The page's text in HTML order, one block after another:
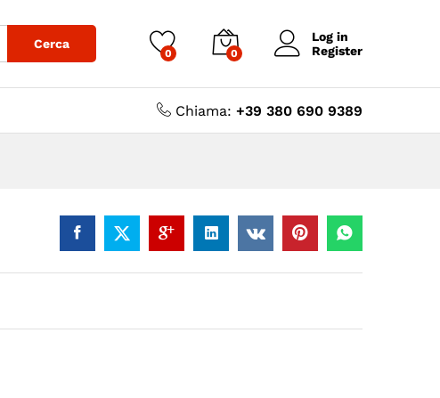
Cerca
0 0
Log in
Register
Chiama: +39 380 690 9389